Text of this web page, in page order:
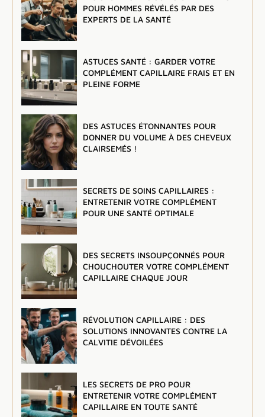
POUR HOMMES RÉVÉLÉS PAR DES
EXPERTS DE LA SANTÉ
ASTUCES SANTÉ : GARDER VOTRE
COMPLÉMENT CAPILLAIRE FRAIS ET EN
PLEINE FORME
DES ASTUCES ÉTONNANTES POUR
DONNER DU VOLUME À DES CHEVEUX
CLAIRSEMÉS !
SECRETS DE SOINS CAPILLAIRES :
ENTRETENIR VOTRE COMPLÉMENT
POUR UNE SANTÉ OPTIMALE
DES SECRETS INSOUPÇONNÉS POUR
CHOUCHOUTER VOTRE COMPLÉMENT
CAPILLAIRE CHAQUE JOUR
RÉVOLUTION CAPILLAIRE : DES
SOLUTIONS INNOVANTES CONTRE LA
CALVITIE DÉVOILÉES
LES SECRETS DE PRO POUR
ENTRETENIR VOTRE COMPLÉMENT
CAPILLAIRE EN TOUTE SANTÉ